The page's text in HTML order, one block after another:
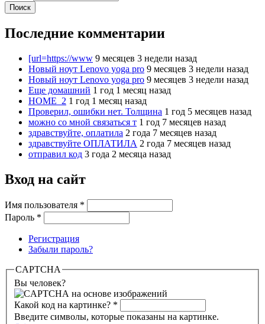
Последние комментарии
[url=https://www 9 месяцев 3 недели назад
Новый ноут Lenovo yoga pro 9 месяцев 3 недели назад
Новый ноут Lenovo yoga pro 9 месяцев 3 недели назад
Еще домашний 1 год 1 месяц назад
HOME_2 1 год 1 месяц назад
Проверил, ошибки нет. Толщина 1 год 5 месяцев назад
можно со мной связаться т 1 год 7 месяцев назад
здравствуйте, оплатила 2 года 7 месяцев назад
здравствуйте ОПЛАТИЛА 2 года 7 месяцев назад
отправил код 3 года 2 месяца назад
Вход на сайт
Имя пользователя *
Пароль *
Регистрация
Забыли пароль?
CAPTCHA
Вы человек?
Какой код на картинке? *
Введите символы, которые показаны на картинке.